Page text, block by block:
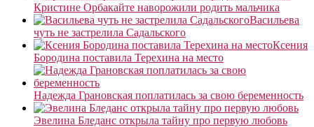
Кристине Орбакайте наворожили родить мальчика
Васильева
чуть не застрелила Садальского
Ксения
Бородина поставила Терехина на место
Надежда Грановская поплатилась за свою беременность
Эвелина Бледанс открыла тайну про первую любовь